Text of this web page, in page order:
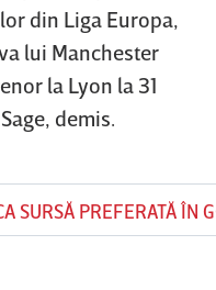
din Liga Europa,
lui Manchester
la Lyon la 31
demis.
SURSĂ PREFERATĂ ÎN